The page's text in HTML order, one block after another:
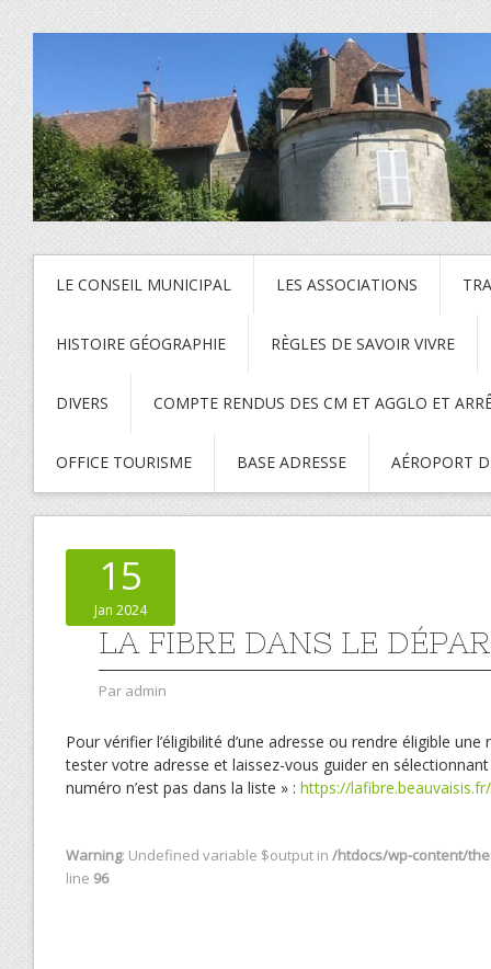
LE CONSEIL MUNICIPAL LES ASSOCIATIONS
HISTOIRE GÉOGRAPHIE RÈGLES DE SAVOIR VIVRE
DIVERS COMPTE RENDUS DES CM ET AGGLO ET
OFFICE TOURISME BASE ADRESSE AÉROPORT
15
Jan 2024
LA FIBRE DANS LE
Par admin
Pour vérifier l’éligibilité d’une adresse ou rendre éligible
tester votre adresse et laissez-vous guider en
numéro n’est pas dans la liste » : https://lafibre.beauvaisis.fr/
Warning: Undefined variable $output in /htdocs/wp-content/
line 96